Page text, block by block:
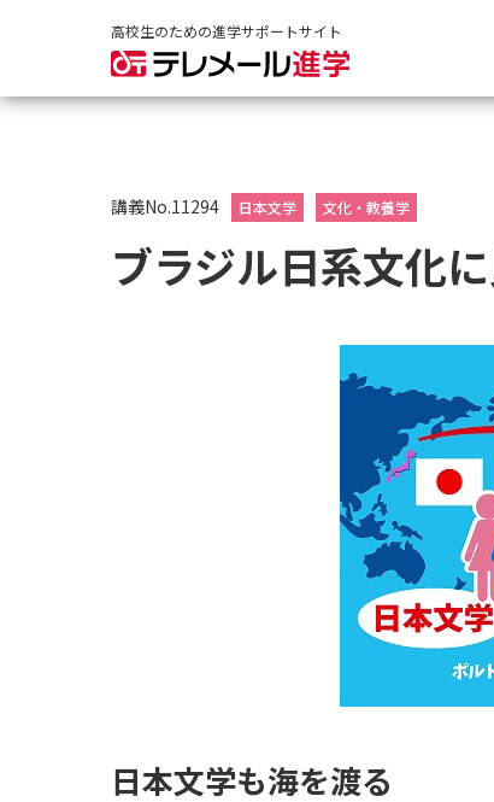
高校生のための進学サポートサイト
講義No.11294 日本文学 文化・教養学
ブラジル日系文化
日本文学も海を渡る